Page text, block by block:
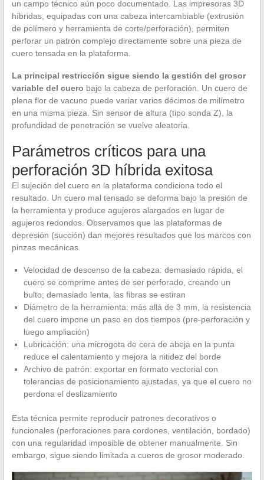
un campo técnico aún poco documentado. Las impresoras 3D
híbridas, equipadas con una cabeza intercambiable (extrusión
de polímero y herramienta de corte/perforación), permiten
perforar un patrón complejo directamente sobre una pieza de
cuero tensada en la plataforma.
La principal restricción sigue siendo la gestión del grosor
variable del cuero bajo la cabeza de perforación. Un cuero de
plena flor de vacuno puede variar varios décimos de milímetro
en una misma pieza. Sin sensor de altura (tipo sonda Z), la
profundidad de penetración se vuelve aleatoria.
Parámetros críticos para una
perforación 3D híbrida exitosa
El sujeción del cuero en la plataforma condiciona todo el
resultado. Un cuero mal tensado se deforma bajo la presión de
la herramienta y produce agujeros alargados en lugar de
agujeros redondos. Observamos que las plataformas de
depresión (succión) dan mejores resultados que los marcos con
pinzas mecánicas.
Velocidad de descenso de la cabeza: demasiado rápida, el
cuero se comprime antes de ser perforado, creando un
bulto; demasiado lenta, las fibras se estiran
Diámetro de la herramienta: más allá de 3 mm, la resistencia
del cuero impone un paso en dos tiempos (pre-perforación y
luego ampliación)
Lubricación: una microgota de cera de abeja en la punta
reduce el calentamiento y mejora la nitidez del borde
Archivo de patrón: exportar en formato vectorial con
tolerancias de posicionamiento ajustadas, ya que el cuero no
perdona el deslizamiento
Esta técnica permite reproducir patrones decorativos o
funcionales (perforaciones para cordones, ventilación, bordado)
con una regularidad imposible de obtener manualmente. Sin
embargo, sigue siendo limitada a cueros de grosor moderado.